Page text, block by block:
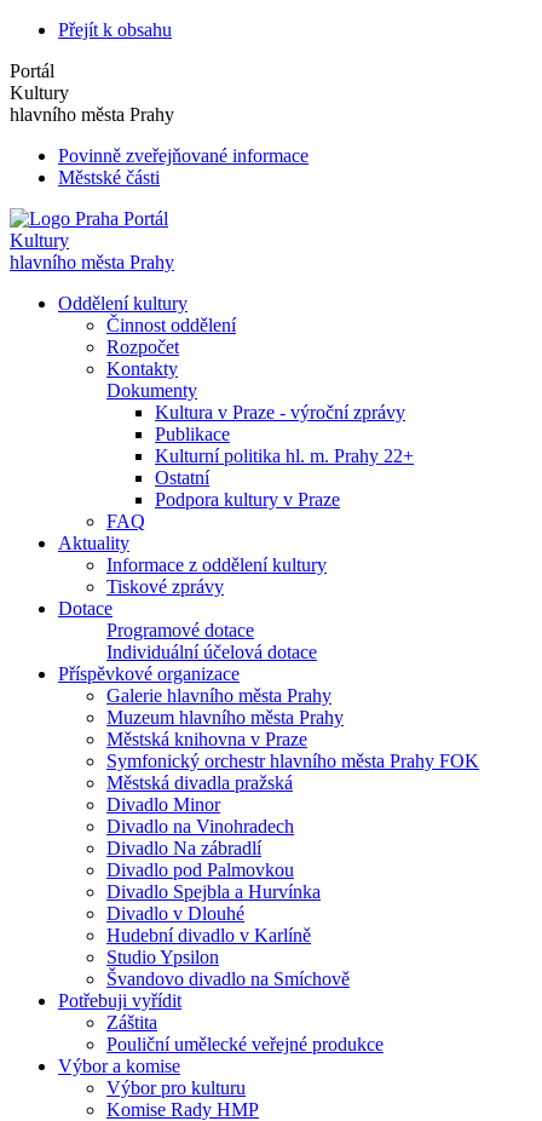
Přejít k obsahu
Portál
Kultury
hlavního města Prahy
Povinně zveřejňované informace
Městské části
Portál
Kultury
hlavního města Prahy
Oddělení kultury
Činnost oddělení
Rozpočet
Kontakty
Dokumenty
Kultura v Praze - výroční zprávy
Publikace
Kulturní politika hl. m. Prahy 22+
Ostatní
Podpora kultury v Praze
FAQ
Aktuality
Informace z oddělení kultury
Tiskové zprávy
Dotace
Programové dotace
Individuální účelová dotace
Příspěvkové organizace
Galerie hlavního města Prahy
Muzeum hlavního města Prahy
Městská knihovna v Praze
Symfonický orchestr hlavního města Prahy FOK
Městská divadla pražská
Divadlo Minor
Divadlo na Vinohradech
Divadlo Na zábradlí
Divadlo pod Palmovkou
Divadlo Spejbla a Hurvínka
Divadlo v Dlouhé
Hudební divadlo v Karlíně
Studio Ypsilon
Švandovo divadlo na Smíchově
Potřebuji vyřídit
Záštita
Pouliční umělecké veřejné produkce
Výbor a komise
Výbor pro kulturu
Komise Rady HMP